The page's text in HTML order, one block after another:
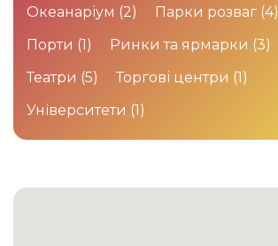
Океанаріум (2) Парки розваг (4)
Порти (1) Ринки та ярмарки (3)
Театри (5) Торгові центри (1)
Університети (1)